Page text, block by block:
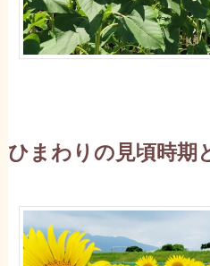
ひまわりの見頃時期